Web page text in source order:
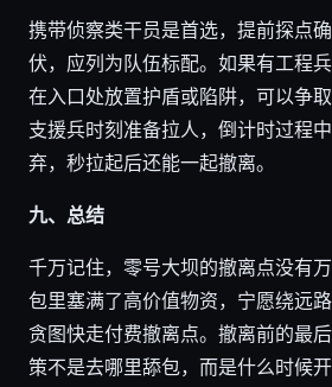
携带侦察类干员是首选，提前探点
伏，应列为队伍标配。如果有工程
在入口处放置护盾或陷阱，可以争
支援兵时刻准备拉人，倒计时过程
弃，秒拉起后还能一起撤离。
九、总结
千万记住，零号大坝的撤离点没有
包里塞满了高价值物资，宁愿绕远
贪图快走付费撤离点。撤离前的最
策不是去哪里舔包，而是什么时候